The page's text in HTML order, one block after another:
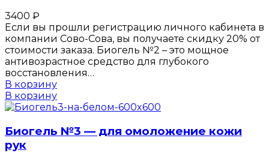
3400 ₽
Если вы прошли регистрацию личного кабинета в
компании Сово-Сова, вы получаете скидку 20% от
стоимости заказа. Биогель №2 – это мощное
антивозрастное средство для глубокого
восстановления…
В корзину
В корзину
Биогель №3 — для омоложение кожи
рук